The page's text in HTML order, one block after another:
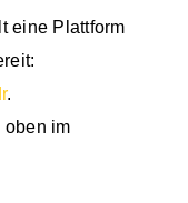
eine Plattform
.
oben im